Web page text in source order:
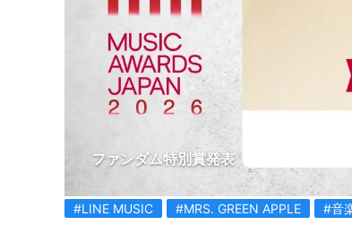
ファンダム特別賞発表
#LINE MUSIC #MRS. GREEN APPLE #音